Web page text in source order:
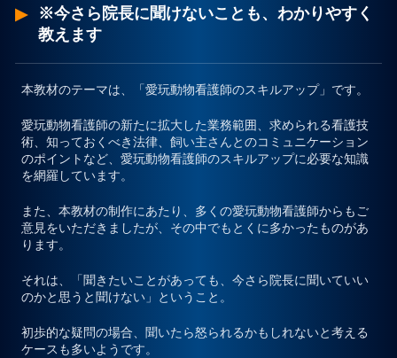
※今さら院長に聞けないことも、わかりやすく
教えます
本教材のテーマは、 「愛玩動物看護師のスキルアップ」 です。
愛玩動物看護師の新たに拡大した業務範囲、求められる看護技
術、知っておくべき法律、飼い主さんとのコミュニケーション
のポイントなど、愛玩動物看護師のスキルアップに必要な知識
を網羅しています。
また、本教材の制作にあたり、多くの愛玩動物看護師からもご
意見をいただきましたが、その中でもとくに多かったものがあ
ります。
それは、
「聞きたいことがあっても、今さら院長に聞いていい
のかと思うと聞けない」
ということ。
初歩的な疑問の場合、聞いたら怒られるかもしれないと考える
ケースも多いようです。